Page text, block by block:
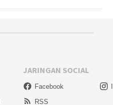
JARINGAN SOCIAL
Facebook
RSS